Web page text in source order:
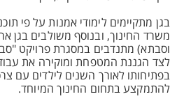
בגן מתקיימים לימודי אמנות על פי
משרד החינוך, ובנוסף משולבים בגן
וסבתא) מתנדבים במסגרת פרויקט
לצד הגננת המטפחת ומוקירה את
בפתיחותו לאורך השנים לילדים עם
להתמקצע בתחום החינוך המיוחד.